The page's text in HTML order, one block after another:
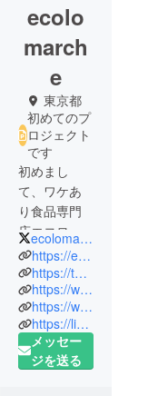
ecolo
march
e
東京都
初めてのプ
ロジェクト
です
初めまし
て、ワケあ
り食品専門
店エコロマ
ルシェで
す。
まだ食べら
れるのに捨
てられてし
まう食品
ecolomarche
https://ecolomarche.com
https://twitter.com/ecolomarche
https://www.facebook.com/ecolomarche
https://www.instagram.com/ecolomarche/
https://lin.ee/1OVr9rg
メッセー
ジを送る